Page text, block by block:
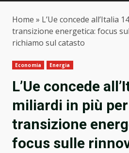
Home » L’Ue concede all’Italia
transizione energetica: focus
richiamo sul catasto
Economia Energia
L’Ue concede
miliardi in più
transizione
focus sulle